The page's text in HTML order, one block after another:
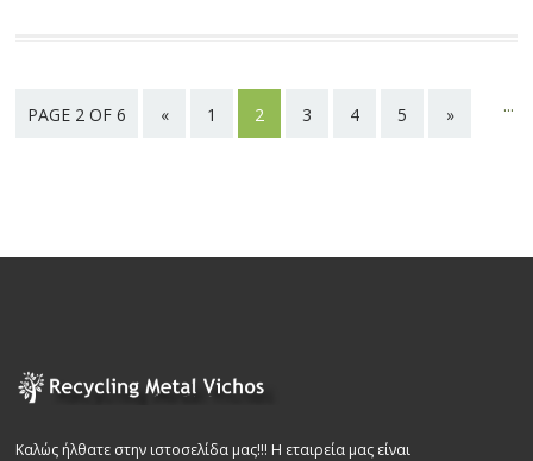
PAGE 2 OF 6 « 1 2 3 4 5 » ...
Καλώς ήλθατε στην ιστοσελίδα μας!!! Η εταιρεία μας είναι